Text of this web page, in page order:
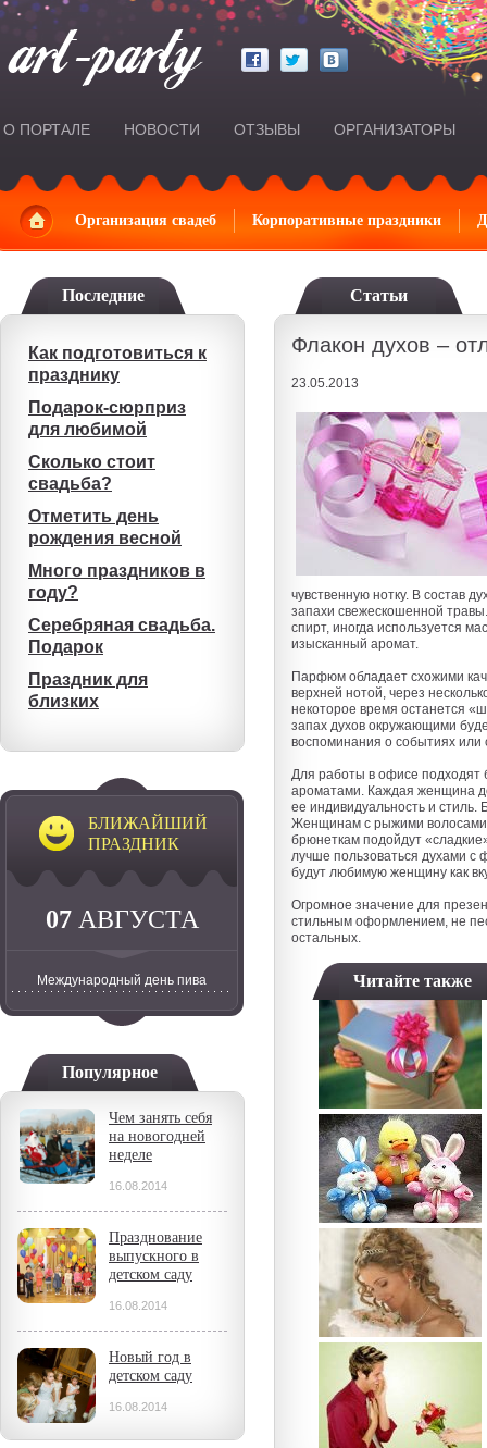
О ПОРТАЛЕ НОВОСТИ ОТЗЫВЫ ОРГАНИЗАТОРЫ
ГлавнаяОрганизация свадеб Корпоративные праздники
Последние
Как подготовиться к
празднику
Подарок-сюрприз
для любимой
Сколько стоит
свадьба?
Отметить день
рождения весной
Много праздников в
году?
Серебряная свадьба.
Подарок
Праздник для
близких
БЛИЖАЙШИЙ
ПРАЗДНИК
07 АВГУСТА
Международный день пива
Популярное
Чем занять себя
на новогодней
неделе
16.08.2014
Празднование
выпускного в
детском саду
16.08.2014
Новый год в
детском саду
16.08.2014
Статьи
Флакон духов –
23.05.2013
чувственную нотку. В состав
запахи свежескошенной
спирт, иногда используется
изысканный аромат.
Парфюм обладает схожими
верхней нотой, через
некоторое время останется
запах духов окружающими
воспоминания о событиях
Для работы в офисе подходят
ароматами. Каждая женщина
ее индивидуальность и
Женщинам с рыжими волосами
брюнеткам подойдут
лучше пользоваться духами с
будут любимую женщину как
Огромное значение для
стильным оформлением, не
остальных.
Читайте также